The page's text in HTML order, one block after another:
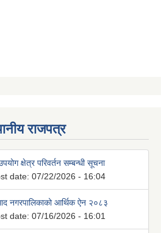
राजपत्र
क्षेत्र परिवर्तन सम्बन्धी सूचना
date: 07/22/2026 - 16:04
नगरपालिकाको आर्थिक ऐन २०८३
date: 07/16/2026 - 16:01